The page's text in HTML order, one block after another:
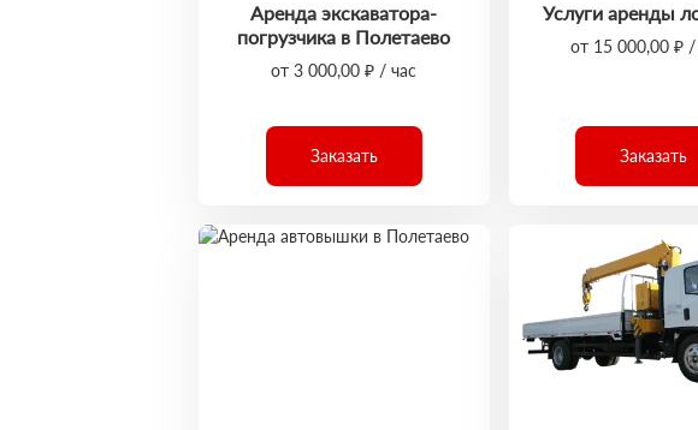
Аренда экскаватора-
погрузчика в Полетаево
от 3 000,00 ₽ / час
Заказать
Услуги аренды
от 15 000,00 ₽ /
Заказать